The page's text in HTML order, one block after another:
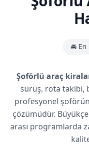
🚘
Şoförlü araç
sürüş, rota takibi,
profesyonel
çözümüdür.
arası programlarda